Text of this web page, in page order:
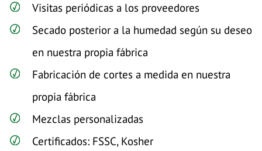
Visitas periódicas a los proveedores
Secado posterior a la humedad según su deseo
en nuestra propia fábrica
Fabricación de cortes a medida en nuestra
propia fábrica
Mezclas personalizadas
Certificados: FSSC, Kosher